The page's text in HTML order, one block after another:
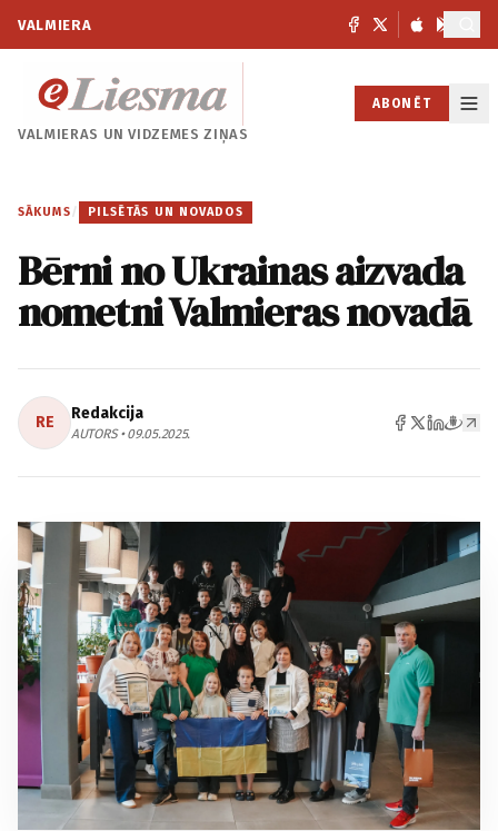
VALMIERA
VALMIERAS UNVIDZEMES ZIŅAS
ABONĒT
SĀKUMS / PILSĒTĀS UN NOVADOS
Bērni no Ukrainas aizvada
nometni Valmieras novadā
RE Redakcija
AUTORS • 09.05.2025.